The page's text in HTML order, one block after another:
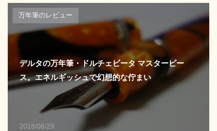
万年筆のレビュー
2018/06/29
デルタの万年筆・ドルチェビータ マスターピー
ス。エネルギッシュで幻想的な佇まい